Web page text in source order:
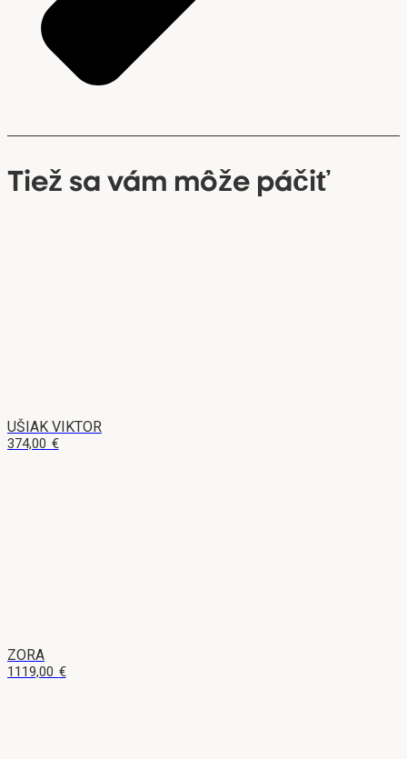
Tiež sa vám môže páčiť
UŠIAK VIKTOR
374,00 €
ZORA
1119,00 €